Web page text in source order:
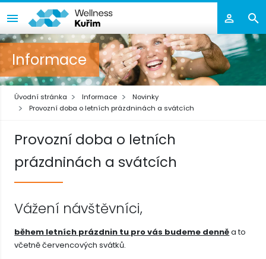
Informace
Úvodní stránka Informace
Novinky
Provozní doba o letních prázdninách a svátcích
Provozní doba o letních
prázdninách a svátcích
Vážení návštěvníci,
během letních prázdnin tu pro vás budeme denněa to
včetně červencových svátků.